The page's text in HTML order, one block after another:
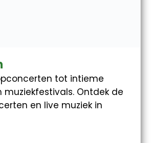
tot intieme
muziekfestivals. Ontdek de
en live muziek in